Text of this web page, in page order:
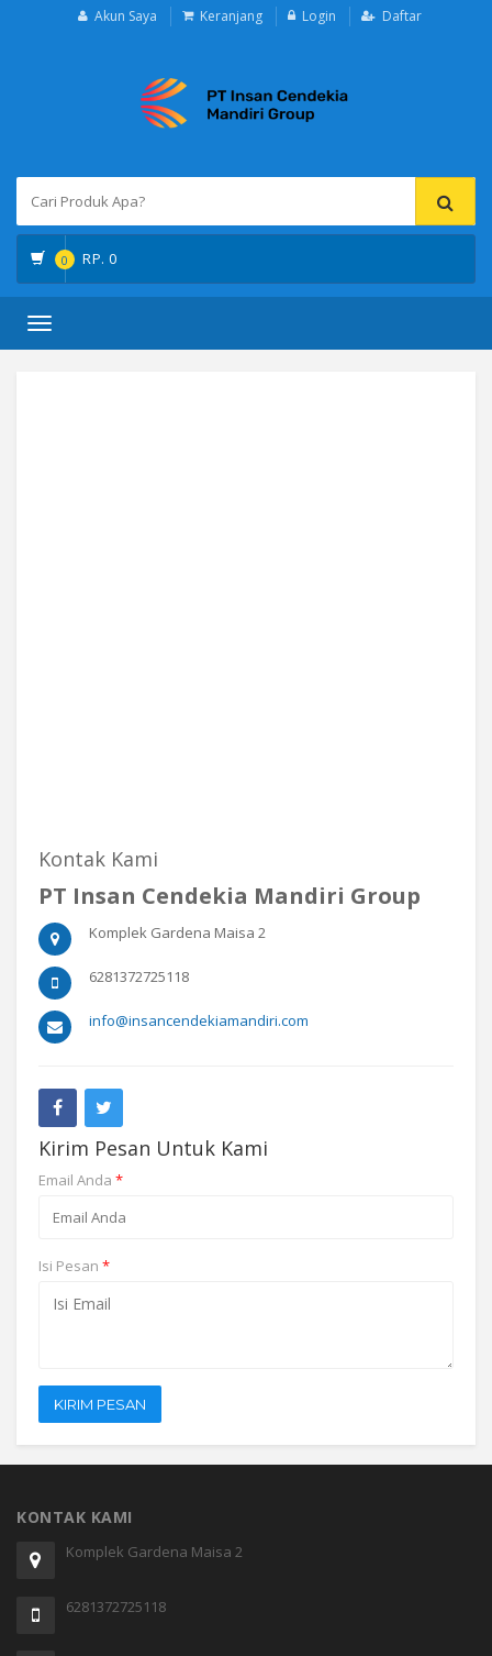
Akun Saya Keranjang Login Daftar
0 RP. 0
Toggle
Kontak Kami
PT Insan Cendekia Mandiri Group
Komplek Gardena Maisa 2
6281372725118
info@insancendekiamandiri.com
Kirim Pesan Untuk Kami
Email Anda *
Isi Pesan *
KIRIM PESAN
KONTAK KAMI
Komplek Gardena Maisa 2
6281372725118